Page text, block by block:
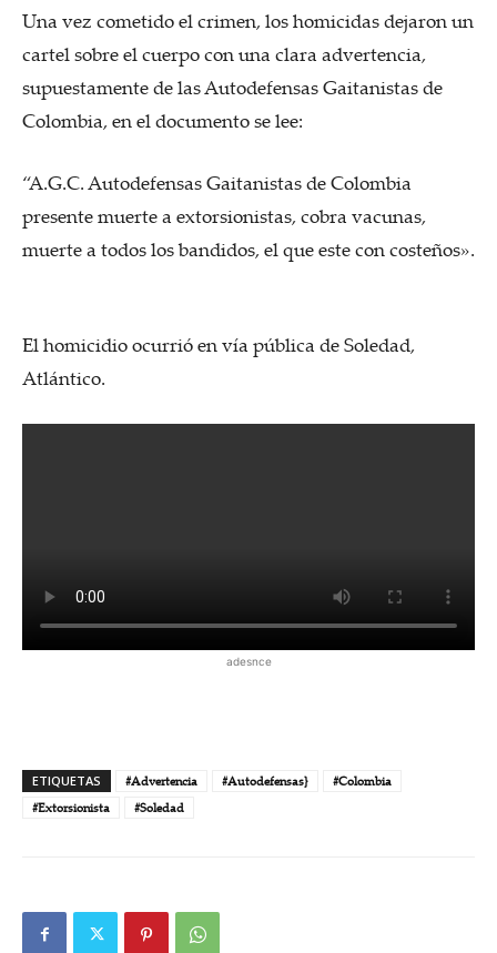
Una vez cometido el crimen, los homicidas dejaron un
cartel sobre el cuerpo con una clara advertencia,
supuestamente de las Autodefensas Gaitanistas de
Colombia, en el documento se lee:
“A.G.C. Autodefensas Gaitanistas de Colombia
presente muerte a extorsionistas, cobra vacunas,
muerte a todos los bandidos, el que este con costeños».
El homicidio ocurrió en vía pública de Soledad,
Atlántico.
adesnce
ETIQUETAS #Advertencia #Autodefensas}
#Colombia
#Extorsionista
#Soledad